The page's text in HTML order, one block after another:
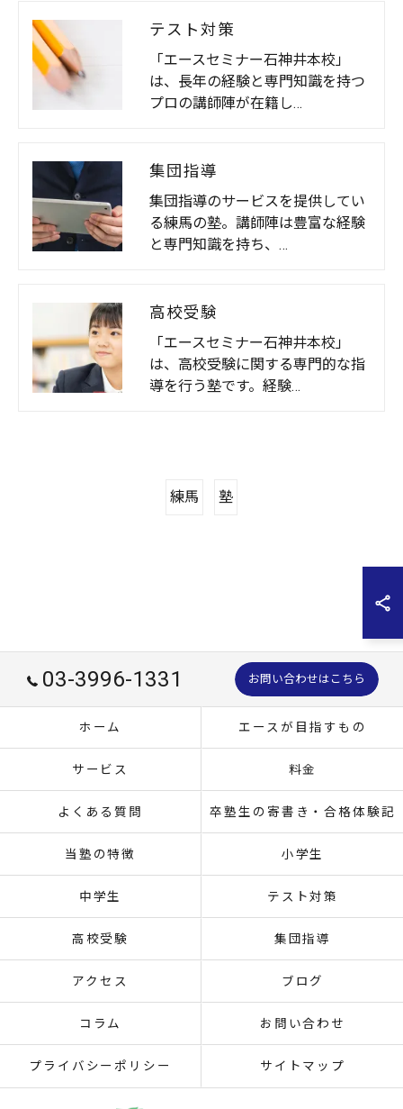
テスト対策
「エースセミナー石神井本校」
は、長年の経験と専門知識を持つ
プロの講師陣が在籍し…
集団指導
集団指導のサービスを提供してい
る練馬の塾。講師陣は豊富な経験
と専門知識を持ち、…
高校受験
「エースセミナー石神井本校」
は、高校受験に関する専門的な指
導を行う塾です。経験…
練馬 塾
03-3996-1331 お問い合わせはこちら
ホーム エースが目指すもの
サービス 料金
よくある質問 卒塾生の寄書き・合格体験記
当塾の特徴 小学生
中学生 テスト対策
高校受験 集団指導
アクセス ブログ
コラム お問い合わせ
プライバシーポリシー サイトマップ